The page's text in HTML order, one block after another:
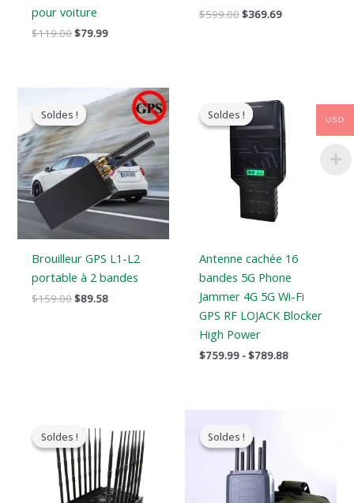
pour voiture
$119.00$79.99
$599.00$369.69
Soldes !
Soldes !
Brouilleur GPS L1-L2
portable à 2 bandes
$159.00
prix
original
était
:
$159.00.
$89.58
Le
prix
actuel
est
:
$89.58.
Soldes !
Soldes !
Antenne cachée 16
bandes 5G Phone
Jammer 4G 5G Wi-Fi
GPS RF LOJACK Blocker
High Power
$759.99 -$789.88
Soldes !
Soldes !
prix
original
était
:
$1,799.00.
prix
actuel
est
:
$1,219.99.
Soldes !
Soldes !original
était
:
$699.00.$406.69.
USD